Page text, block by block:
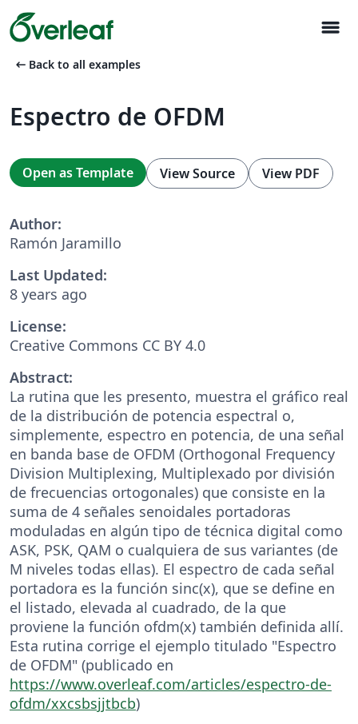
menu
arrow_left_alt Back to all examples
Espectro de OFDM
Open as Template View Source View PDF
Author:
Ramón Jaramillo
Last Updated:
8 years ago
License:
Creative Commons CC BY 4.0
Abstract:
La rutina que les presento, muestra el gráfico real
de la distribución de potencia espectral o,
simplemente, espectro en potencia, de una señal
en banda base de OFDM (Orthogonal Frequency
Division Multiplexing, Multiplexado por división
de frecuencias ortogonales) que consiste en la
suma de 4 señales senoidales portadoras
moduladas en algún tipo de técnica digital como
ASK, PSK, QAM o cualquiera de sus variantes (de
M niveles todas ellas). El espectro de cada señal
portadora es la función sinc(x), que se define en
el listado, elevada al cuadrado, de la que
proviene la función ofdm(x) también definida allí.
Esta rutina corrige el ejemplo titulado "Espectro
de OFDM" (publicado en
https://www.overleaf.com/articles/espectro-de-
ofdm/xxcsbsjjtbcb)